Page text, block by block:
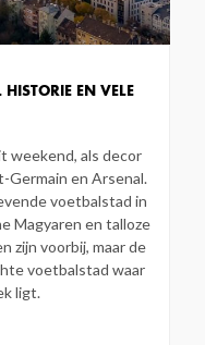
EN VELE
weekend, als decor
Germain en Arsenal.
voetbalstad in
Magyaren en talloze
zijn voorbij, maar de
voetbalstad waar
ligt.